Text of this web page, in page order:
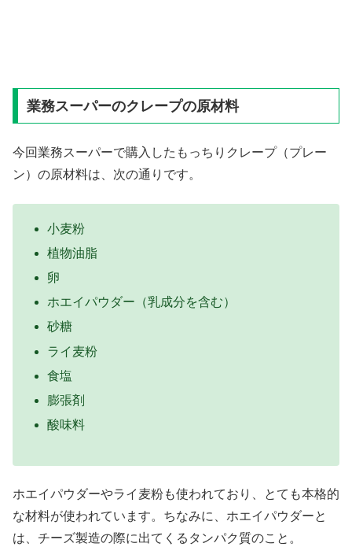
業務スーパーのクレープの原材料
今回業務スーパーで購入したもっちりクレープ（プレー
ン）の原材料は、次の通りです。
小麦粉
植物油脂
卵
ホエイパウダー（乳成分を含む）
砂糖
ライ麦粉
食塩
膨張剤
酸味料
ホエイパウダーやライ麦粉も使われており、とても本格的
な材料が使われています。ちなみに、ホエイパウダーと
は、チーズ製造の際に出てくるタンパク質のこと。